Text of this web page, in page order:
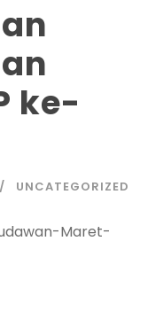
ke-
UNCATEGORIZED
Maret-